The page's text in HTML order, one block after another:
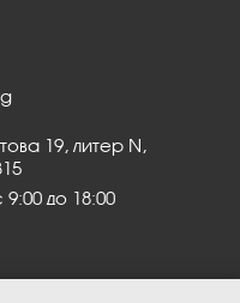
19, литер N,
до 18:00